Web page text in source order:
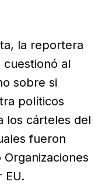
la reportera
cuestionó al
sobre si
políticos
los cárteles del
fueron
EU.